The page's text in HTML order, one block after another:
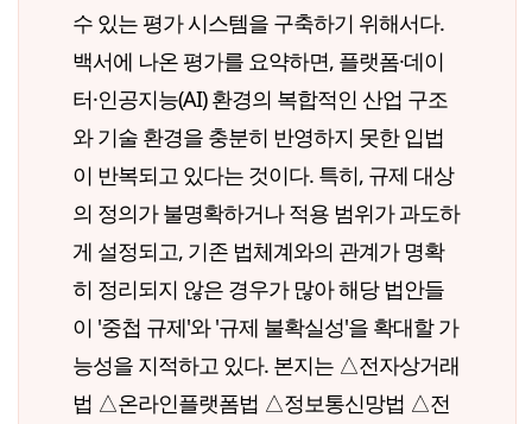
수 있는 평가 시스템을 구축하기 위해서다.
백서에 나온 평가를 요약하면, 플랫폼·데이
터·인공지능(AI) 환경의 복합적인 산업 구조
와 기술 환경을 충분히 반영하지 못한 입법
이 반복되고 있다는 것이다. 특히, 규제 대상
의 정의가 불명확하거나 적용 범위가 과도하
게 설정되고, 기존 법체계와의 관계가 명확
히 정리되지 않은 경우가 많아 해당 법안들
이 '중첩 규제'와 '규제 불확실성'을 확대할 가
능성을 지적하고 있다. 본지는 △전자상거래
법 △온라인플랫폼법 △정보통신망법 △전